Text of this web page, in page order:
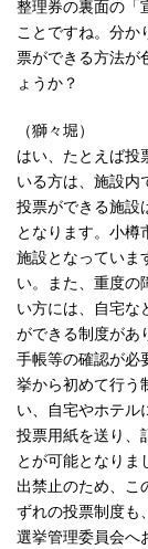
整理券の裏面の「
ことですね。分か
票ができる方法が
ょうか？
（獅々堀）
はい、たとえば投
いる方は、施設内
投票ができる施設
となります。小
施設となっていま
い。また、重度の
い方には、自宅な
ができる制度があ
手帳等の確認が必
挙から初めて行う
い、自宅やホテル
投票用紙を送り、
とが可能となり
出禁止のため、こ
ずれの投票制度も
選挙管理委員会へ